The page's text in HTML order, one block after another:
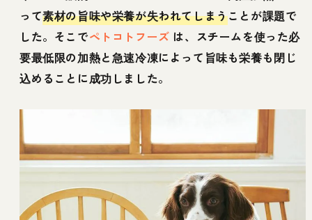
って素材の旨味や栄養が失われてしまうことが課題で
した。そこでペトコトフーズ は、スチームを使った必
要最低限の加熱と急速冷凍によって旨味も栄養も閉じ
込めることに成功しました。